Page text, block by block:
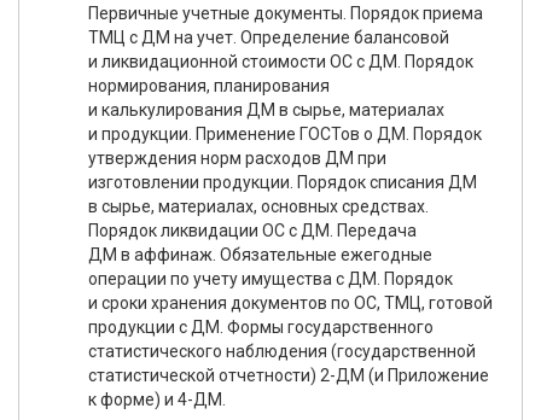
Первичные учетные документы. Порядок приема
ТМЦ с ДМ на учет. Определение балансовой
и ликвидационной стоимости ОС с ДМ. Порядок
нормирования, планирования
и калькулирования ДМ в сырье, материалах
и продукции. Применение ГОСТов о ДМ. Порядок
утверждения норм расходов ДМ при
изготовлении продукции. Порядок списания ДМ
в сырье, материалах, основных средствах.
Порядок ликвидации ОС с ДМ. Передача
ДМ в аффинаж. Обязательные ежегодные
операции по учету имущества с ДМ. Порядок
и сроки хранения документов по ОС, ТМЦ, готовой
продукции с ДМ. Формы государственного
статистического наблюдения (государственной
статистической отчетности) 2-ДМ (и Приложение
к форме) и 4-ДМ.